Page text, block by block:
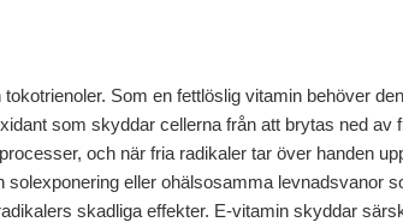
Som en fettlöslig vitamin behöver
som skyddar cellerna från att brytas ned av
och när fria radikaler tar över handen
eller ohälsosamma levnadsvanor
skadliga effekter. E-vitamin skyddar